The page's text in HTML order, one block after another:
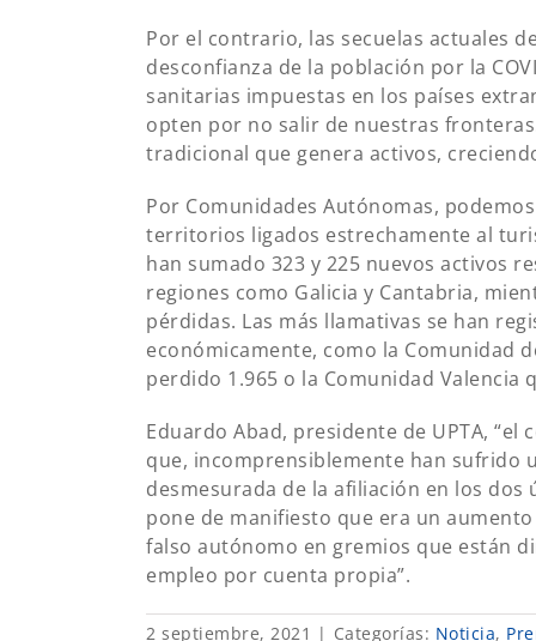
Por el contrario, las secuelas actuales
desconfianza de la población por la
sanitarias impuestas en los países
opten por no salir de nuestras
tradicional que genera activos,
Por Comunidades Autónomas,
territorios ligados estrechamente al
han sumado 323 y 225 nuevos activos
regiones como Galicia y Cantabria,
pérdidas. Las más llamativas se han
económicamente, como la Comunidad
perdido 1.965 o la Comunidad Valencia
Eduardo Abad, presidente de UPTA,
que, incomprensiblemente han sufrido
desmesurada de la afiliación en los
pone de manifiesto que era un
falso autónomo en gremios que están
empleo por cuenta propia”.
2 septiembre, 2021 | Categorías: Noticia,